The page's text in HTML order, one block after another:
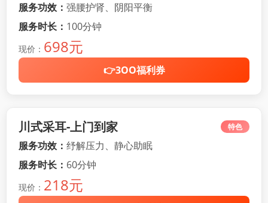
服务功效： 强腰护肾、阴阳平衡
服务时长： 100分钟
现价： 698元
👉3OO福利券
川式采耳-上门到家 特色
服务功效： 纾解压力、静心助眠
服务时长： 60分钟
现价： 218元